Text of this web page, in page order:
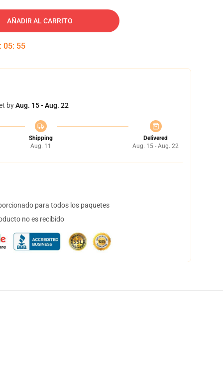
AÑADIR AL CARRITO
: 05: 54
byAug. 15 - Aug. 22
Shipping
Aug. 11
Delivered
Aug. 15 - Aug. 22
para todos los paquetes
no es recibido